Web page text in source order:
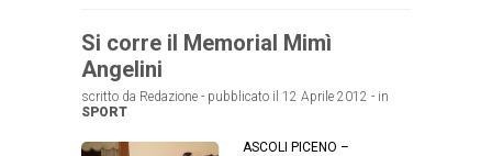
Si corre il Memorial Mimì
Angelini
scritto da Redazione - pubblicato il 12 Aprile 2012 - in
SPORT
ASCOLI PICENO –